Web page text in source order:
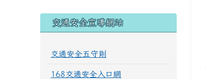
交通安全宣導網站
交通安全五守則
168交通安全入口網